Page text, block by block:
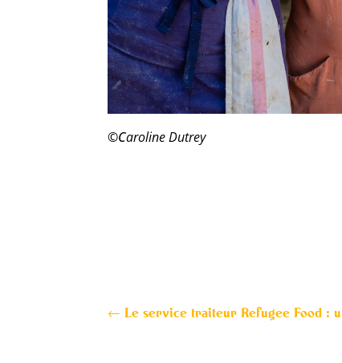
©Caroline Dutrey
←Le service traiteur Refugee Food :